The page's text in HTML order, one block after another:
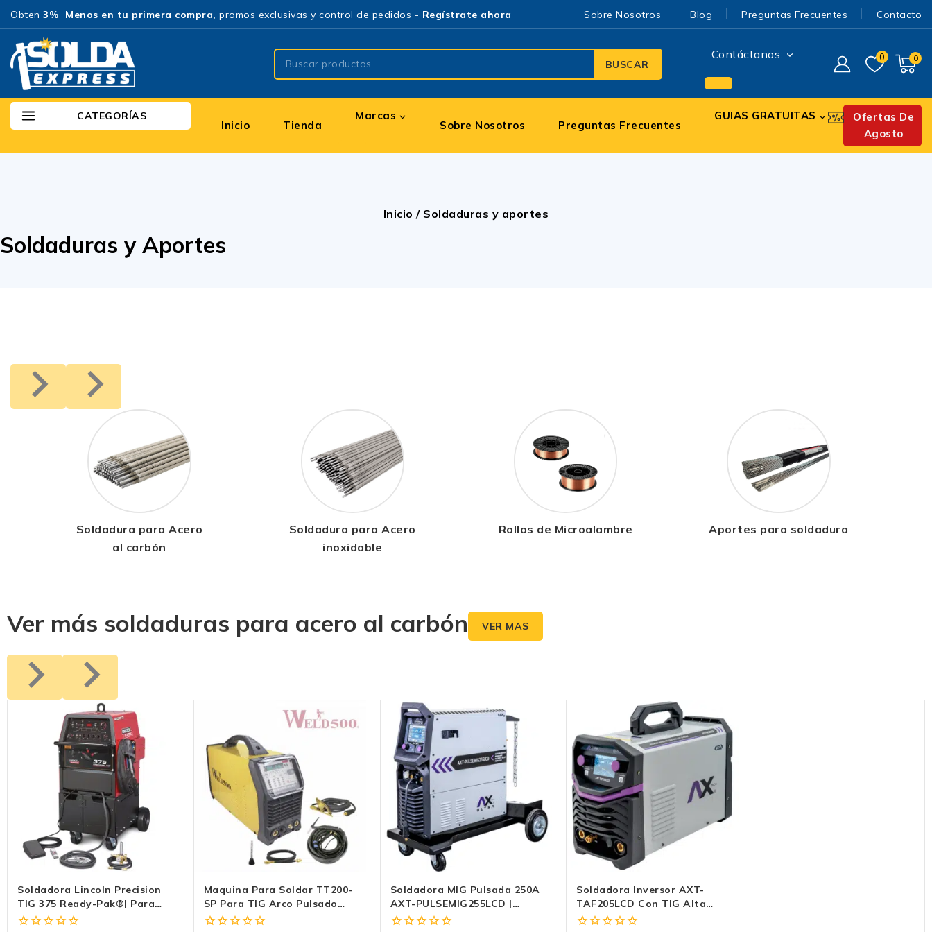
Obten 3% Menos en tu primera compra, promos exclusivas y control de pedidos - Regístrate ahora Sobre Nosotros Blog Preguntas Frecuentes Contacto
BUSCAR
Contáctanos: 0 0
CATEGORÍAS
Inicio Tienda
Marcas
Sobre Nosotros Preguntas Frecuentes
GUIAS GRATUITAS
Ofertas De
Agosto
Inicio / Soldaduras y aportes
Soldaduras y Aportes
Soldadura para Acero
al carbón
Soldadura para Acero
inoxidable
Rollos de Microalambre Aportes para soldadura
Ver más soldaduras para acero al carbón VER MAS
Soldadora Lincoln Precision
TIG 375 Ready-Pak®| Para
Aluminio Y Acero
Maquina Para Soldar TT200-
SP Para TIG Arco Pulsado
Marca Weld500
Soldadora MIG Pulsada 250A
AXT-PULSEMIG255LCD |
MIG/TIG Lift/MMA | Sinergia,
Soldadora Inversor AXT-
TAF205LCD Con TIG Alta
Frecuencia. Ideal En